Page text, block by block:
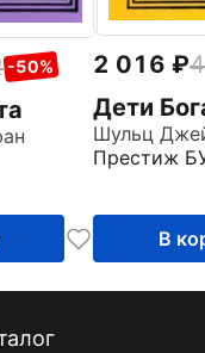
-50% 2 016
Дети
Шульц
Престиж
В